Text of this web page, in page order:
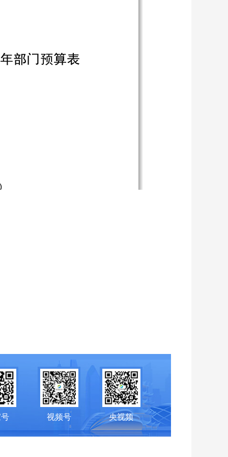
视频号 央视频